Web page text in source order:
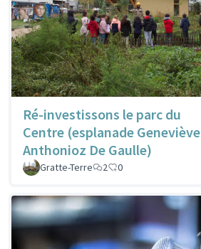
Ré-investissons le parc du
Centre (esplanade Geneviève
Anthonioz De Gaulle)
Gratte-Terre 2 0